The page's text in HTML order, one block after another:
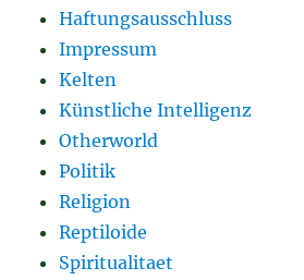
Haftungsausschluss
Impressum
Kelten
Künstliche Intelligenz
Otherworld
Politik
Religion
Reptiloide
Spiritualitaet